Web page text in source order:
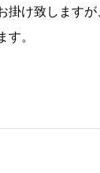
掛け致します
す。